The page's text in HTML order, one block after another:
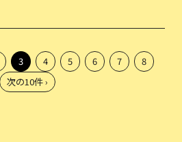
3 4 5 6 7
8
次の10件 ›